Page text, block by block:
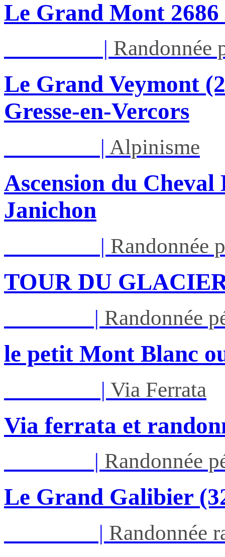
Le Grand Mont
| Randonnée
Le Grand Veymont
Gresse-en-Vercors
| Alpinisme
Ascension du
Janichon
| Randonnée
TOUR DU
| Randonnée
le petit Mont Blanc
| Via Ferrata
Via ferrata et
| Randonnée
Le Grand Galibier
| Randonnée